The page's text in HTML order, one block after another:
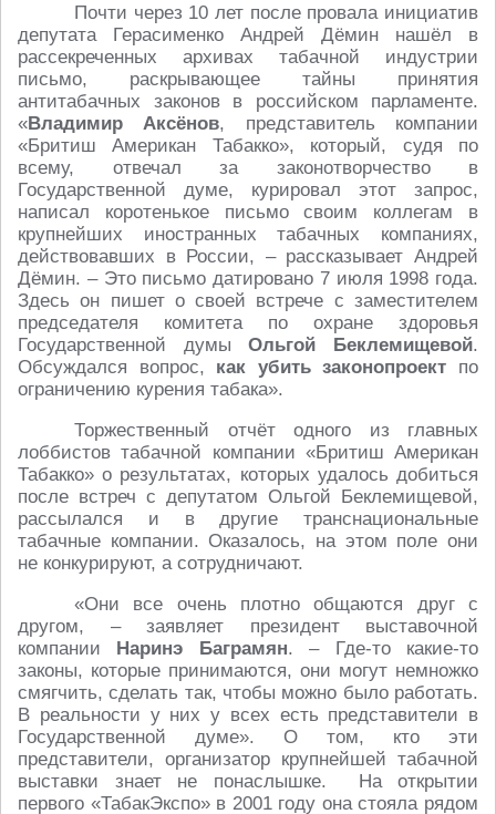
Почти через 10 лет после провала инициатив
депутата Герасименко Андрей Дёмин нашёл в
рассекреченных архивах табачной индустрии
письмо, раскрывающее тайны принятия
антитабачных законов в российском парламенте.
«Владимир Аксёнов, представитель компании
«Бритиш Американ Табакко», который, судя по
всему, отвечал за законотворчество в
Государственной думе, курировал этот запрос,
написал коротенькое письмо своим коллегам в
крупнейших иностранных табачных компаниях,
действовавших в России, – рассказывает Андрей
Дёмин. – Это письмо датировано 7 июля 1998 года.
Здесь он пишет о своей встрече с заместителем
председателя комитета по охране здоровья
Государственной думыОльгой Беклемищевой.
Обсуждался вопрос, как убить законопроект по
ограничению курения табака».
Торжественный отчёт одного из главных
лоббистов табачной компании «Бритиш Американ
Табакко» о результатах, которых удалось добиться
после встреч с депутатом Ольгой Беклемищевой,
рассылался и в другие транснациональные
табачные компании. Оказалось, на этом поле они
не конкурируют, а сотрудничают.
«Они все очень плотно общаются друг с
другом, – заявляет президент выставочной
компании Наринэ Баграмян. – Где-то какие-то
законы, которые принимаются, они могут немножко
смягчить, сделать так, чтобы можно было работать.
В реальности у них у всех есть представители в
Государственной думе». О том, кто эти
представители, организатор крупнейшей табачной
выставки знает не понаслышке. На открытии
первого «ТабакЭкспо» в 2001 году она стояла рядом